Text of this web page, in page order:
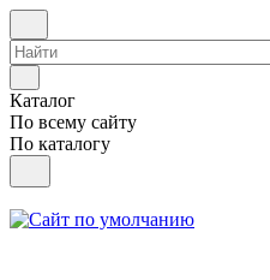
Каталог
По всему сайту
По каталогу